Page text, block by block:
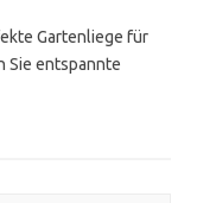
Gartenliege für
Sie entspannte